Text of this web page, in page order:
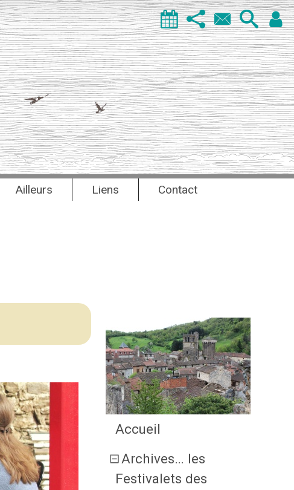
Ailleurs Liens Contact
Accueil
Archives… les
Festivalets des